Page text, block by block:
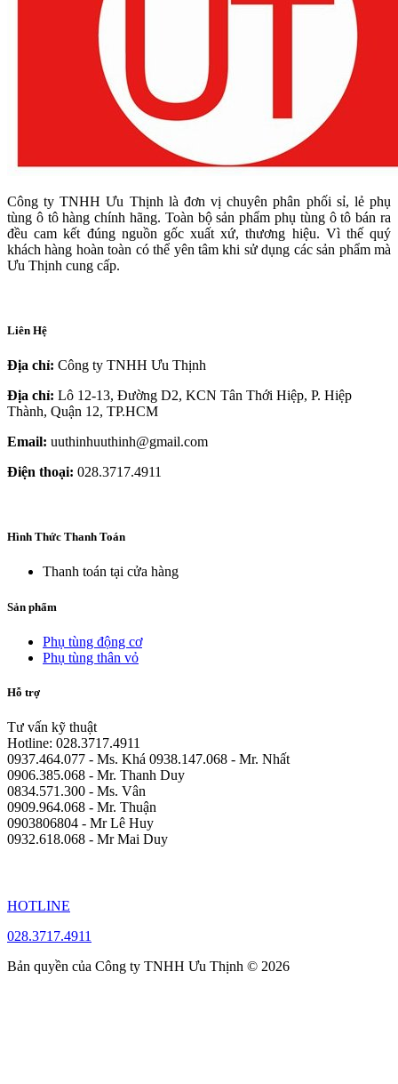
Công ty TNHH Ưu Thịnh là đơn vị chuyên phân phối sỉ, lẻ phụ
tùng ô tô hàng chính hãng. Toàn bộ sản phẩm phụ tùng ô tô bán ra
đều cam kết đúng nguồn gốc xuất xứ, thương hiệu. Vì thế quý
khách hàng hoàn toàn có thể yên tâm khi sử dụng các sản phẩm mà
Ưu Thịnh cung cấp.
Liên Hệ
Địa chỉ: Công ty TNHH Ưu Thịnh
Địa chỉ: Lô 12-13, Đường D2, KCN Tân Thới Hiệp, P. Hiệp
Thành, Quận 12, TP.HCM
Email: uuthinhuuthinh@gmail.com
Điện thoại: 028.3717.4911
Hình Thức Thanh Toán
Thanh toán tại cửa hàng
Sản phẩm
Phụ tùng động cơ
Phụ tùng thân vỏ
Hỗ trợ
Tư vấn kỹ thuật
Hotline: 028.3717.4911
0937.464.077 - Ms. Khá 0938.147.068 - Mr. Nhất
0906.385.068 - Mr. Thanh Duy
0834.571.300 - Ms. Vân
0909.964.068 - Mr. Thuận
0903806804 - Mr Lê Huy
0932.618.068 - Mr Mai Duy
HOTLINE
028.3717.4911
Bản quyền của Công ty TNHH Ưu Thịnh © 2026